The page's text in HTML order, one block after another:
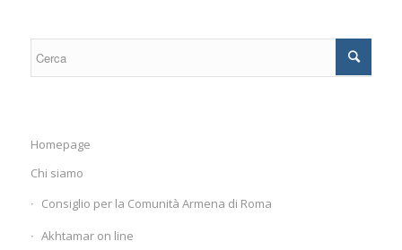
Homepage
Chi siamo
Consiglio per la Comunità Armena di Roma
Akhtamar on line